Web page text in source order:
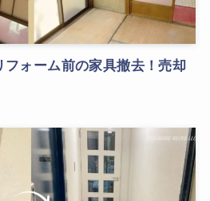
フォーム前の家具撤去！売却